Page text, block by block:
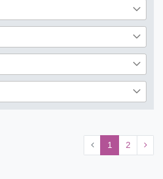
5
― €
Übernehmen
4
17
27
4
1 2